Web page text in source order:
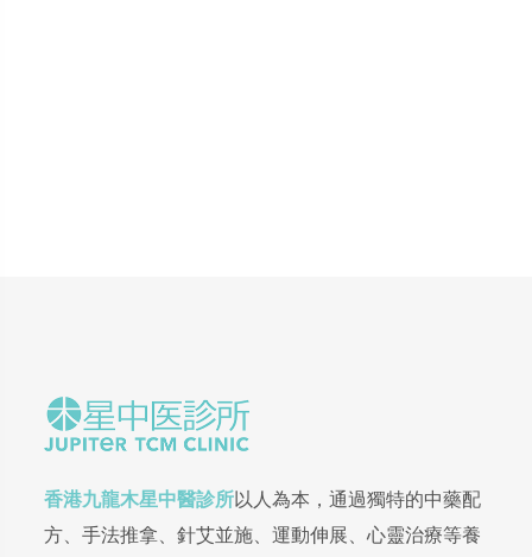
香港九龍木星中醫診所以人為本，通過獨特的中藥配
方、手法推拿、針艾並施、運動伸展、心靈治療等養